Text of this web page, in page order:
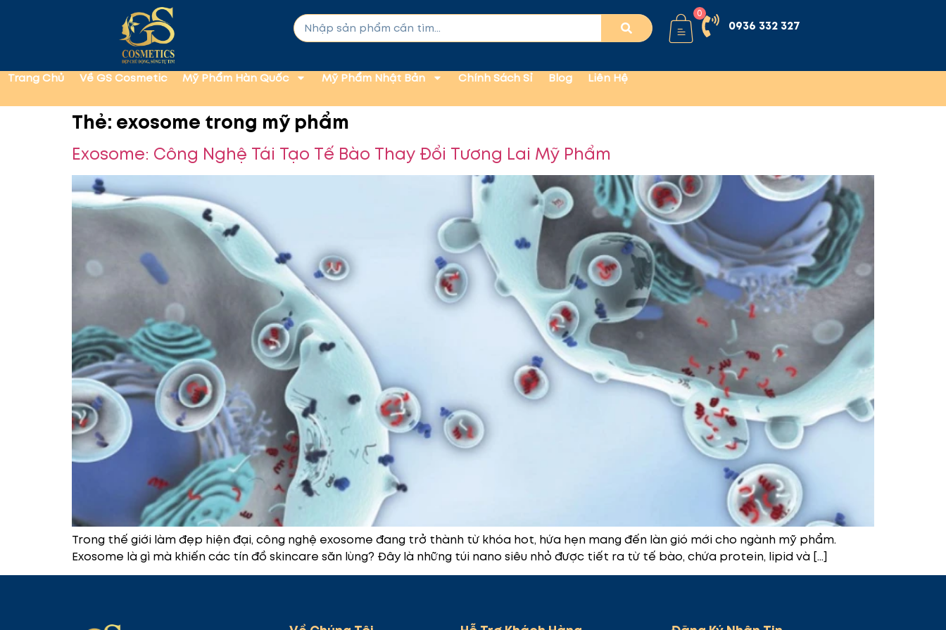
0
0936 332 327
Trang Chủ Về GS Cosmetic Mỹ Phẩm Hàn Quốc Mỹ Phẩm Nhật Bản Chính Sách Sỉ Blog Liên Hệ
Thẻ: exosome trong mỹ phẩm
Exosome: Công Nghệ Tái Tạo Tế Bào Thay Đổi Tương Lai Mỹ Phẩm
Trong thế giới làm đẹp hiện đại, công nghệ exosome đang trở thành từ khóa hot, hứa hẹn mang đến làn gió mới cho ngành mỹ phẩm.
Exosome là gì mà khiến các tín đồ skincare săn lùng? Đây là những túi nano siêu nhỏ được tiết ra từ tế bào, chứa protein, lipid và […]